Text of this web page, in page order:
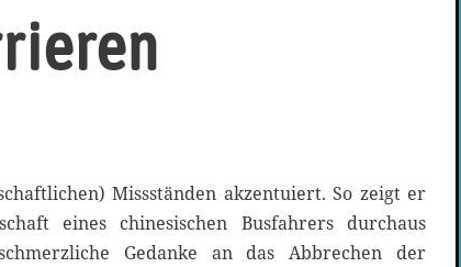
Missständen akzentuiert. So zeigt er
eines chinesischen Busfahrers durchaus
Gedanke an das Abbrechen der